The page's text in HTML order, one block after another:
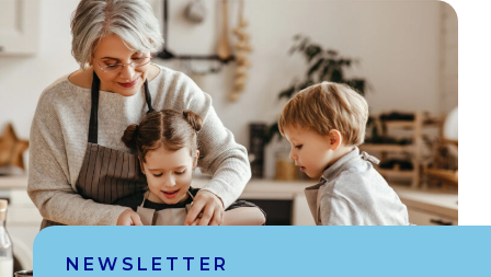
NEWSLETTER